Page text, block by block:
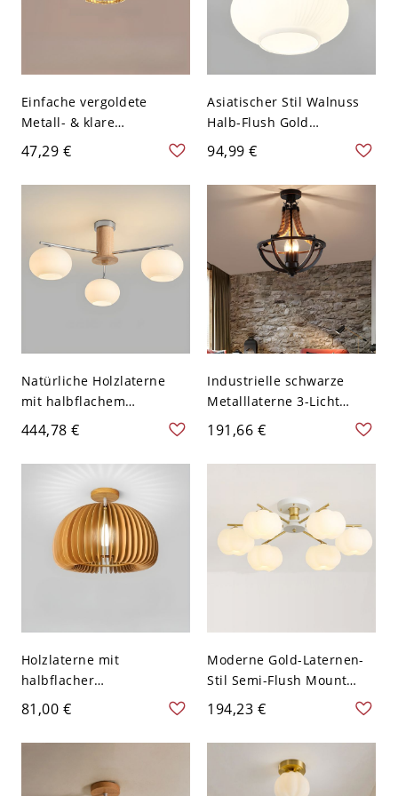
Lässigen Stil, 110V-120V,
Laterne
Einfache vergoldete
Metall- & klare
Felsenkristall-Semi-Flush-
Deckenleuchte für
LED/Glühlampe/Fluoresze
47,29 €
Asiatischer Stil Walnuss
Halb-Flush Gold
Deckenleuchte mit
weißem Glasschirm -
110V-120V 17,78 cm
Gummibaum
94,99 €
Natürliche Holzlaterne
mit halbflachem
Deckenlicht und weißem
Glasschirm für den
Wohnbereich - 110V-120V
444,78 €
Industrielle schwarze
Metalllaterne 3-Licht
Halbflächenmontage
Deckenleuchte - 110V-
120V
191,66 €
Holzlaterne mit
halbflacher
Deckenleuchte und nach
unten gerichteten
Gummiholzschirmen -
81,00 €
Moderne Gold-Laternen-
Stil Semi-Flush Mount
Deckenleuchte mit
weißem Schirm - 110V-
120V 6
194,23 €